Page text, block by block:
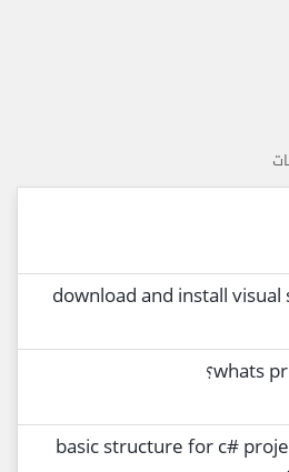
4- basic structure for c#